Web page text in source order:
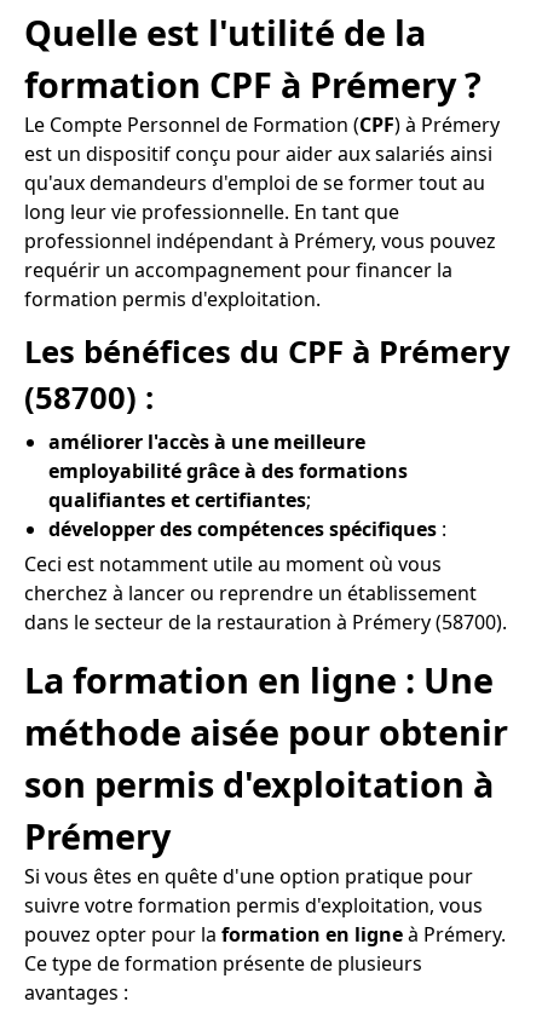
Quelle est l'utilité de la
formation CPF à Prémery ?
Le Compte Personnel de Formation (CPF) à Prémery
est un dispositif conçu pour aider aux salariés ainsi
qu'aux demandeurs d'emploi de se former tout au
long leur vie professionnelle. En tant que
professionnel indépendant à Prémery, vous pouvez
requérir un accompagnement pour financer la
formation permis d'exploitation.
Les bénéfices du CPF à Prémery
(58700) :
améliorer l'accès à une meilleure
employabilité grâce à des formations
qualifiantes et certifiantes;
développer des compétences spécifiques :
Ceci est notamment utile au moment où vous
cherchez à lancer ou reprendre un établissement
dans le secteur de la restauration à Prémery (58700).
La formation en ligne : Une
méthode aisée pour obtenir
son permis d'exploitation à
Prémery
Si vous êtes en quête d'une option pratique pour
suivre votre formation permis d'exploitation, vous
pouvez opter pour la formation en ligneà Prémery.
Ce type de formation présente de plusieurs
avantages :